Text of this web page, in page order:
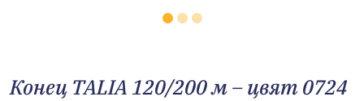
Конец TALIA 120/200 м – цвят 0724